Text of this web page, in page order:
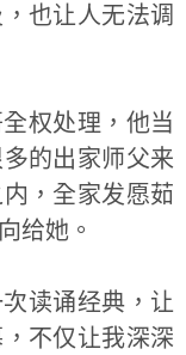
也让人无法调
权处理，他当
的出家师父来
，全家发愿茹
给她。
读诵经典，让
不仅让我深深